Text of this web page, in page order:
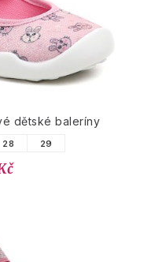
dětské baleríny
28 29